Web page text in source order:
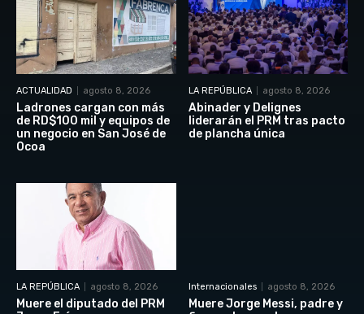
ACTUALIDAD agosto 8, 2026
Ladrones cargan con más
de RD$100 mil y equipos de
un negocio en San José de
Ocoa
LA REPÚBLICA agosto 8, 2026
Abinader y Delignes
liderarán el PRM tras pacto
de plancha única
LA REPÚBLICA agosto 8, 2026
Muere el diputado del PRM
Internacionales agosto 8, 2026
Muere Jorge Messi, padre y